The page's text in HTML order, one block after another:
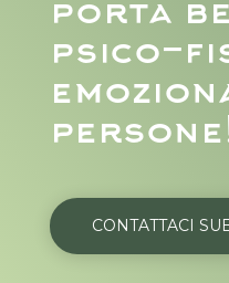
porta
psico-
CONTATTACI